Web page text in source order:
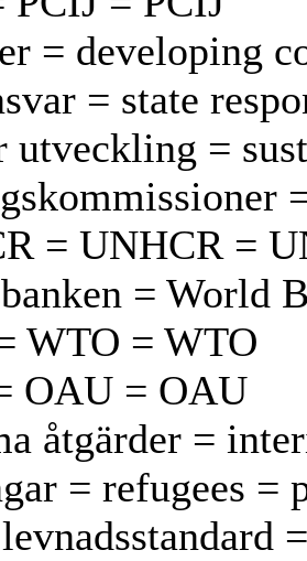
= developing
= state
utveckling =
= UNHCR =
= World
WTO = WTO
OAU = OAU
åtgärder =
= refugees =